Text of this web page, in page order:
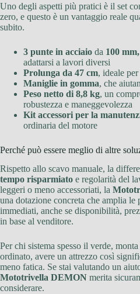
Uno degli aspetti più pratici è il set
zero, e questo è un vantaggio reale
subito.
3 punte in acciaio da 100
adattarsi a lavori diversi
Prolunga da 47 cm, ideale
Maniglie in gomma, che
Peso netto di 8,8 kg, un
robustezza e maneggevolezza
Kit accessori per la
ordinaria del motore
Perché può essere meglio di altre
Rispetto allo scavo manuale, la
tempo risparmiato e regolarità del
leggeri o meno accessoriati, la
una dotazione concreta che amplia le
immediati, anche se disponibilità,
in base al venditore.
Per chi sistema spesso il verde,
ordinato, avere un attrezzo così
meno fatica. Se stai valutando un
Mototrivella DEMON merita
considerare.